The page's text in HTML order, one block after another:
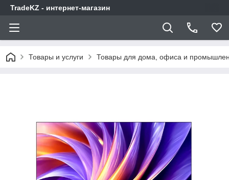
TradeKZ - интернет-магазин
Товары и услуги Товары для дома, офиса и